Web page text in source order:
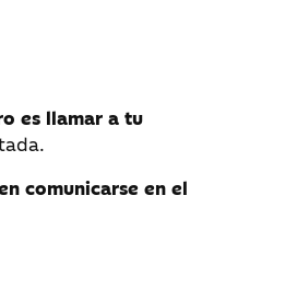
es llamar a tu
comunicarse en el